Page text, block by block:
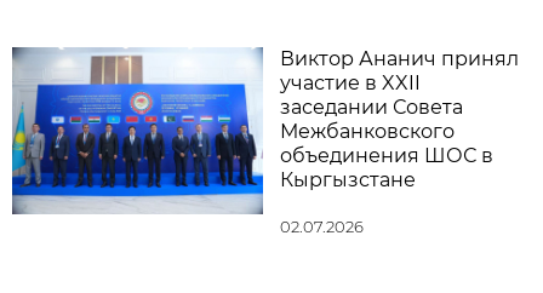
Виктор Ананич принял
участие в XXII
заседании Совета
Межбанковского
объединения ШОС в
Кыргызстане
02.07.2026